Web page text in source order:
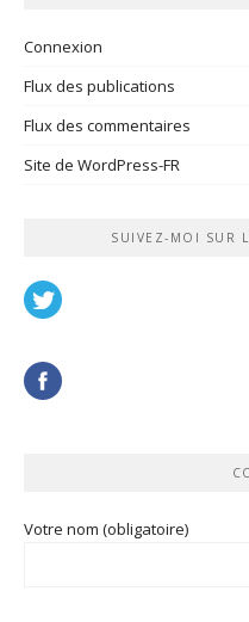
Connexion
Flux des publications
Flux des commentaires
Site de WordPress-FR
SUIVEZ-MOI SUR
Votre nom (obligatoire)